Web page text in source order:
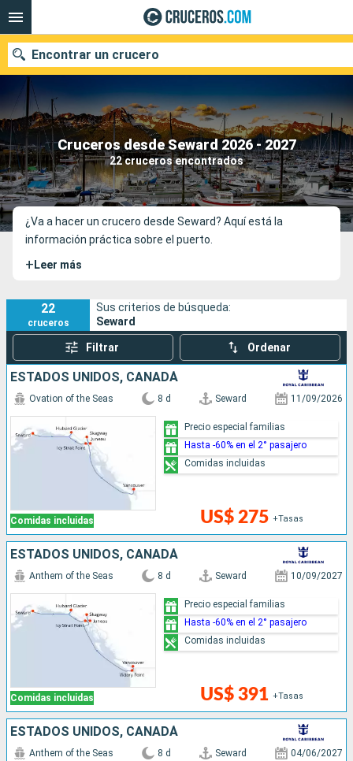
Cruceros desde Seward 2026 - 2027
22 cruceros encontrados
Encontrar un crucero
Nuestros destinos
Fecha de salida
Puertos Compañías
¿Va a hacer un crucero desde Seward? Aquí está la
información práctica sobre el puerto.
+ Leer más
22
cruceros
Sus criterios de búsqueda:
Seward
Filtrar Ordenar
ESTADOS UNIDOS, CANADÁ
Comidas incluidas
Ovation of the Seas 8 d Seward 11/09/2026
US$ 275 +Tasas
Precio especial familias
Hasta -60% en el 2° pasajero
Comidas incluidas
ESTADOS UNIDOS, CANADÁ
Comidas incluidas
Anthem of the Seas 8 d Seward 10/09/2027
US$ 391 +Tasas
Precio especial familias
Hasta -60% en el 2° pasajero
Comidas incluidas
ESTADOS UNIDOS, CANADÁ
Anthem of the Seas 8 d Seward 04/06/2027